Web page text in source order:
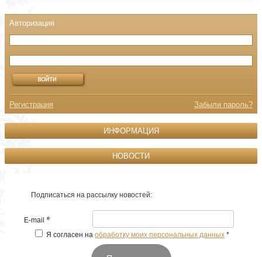
Регистрация Забыли пароль?
ИНФОРМАЦИЯ
НОВОСТИ
Подписаться на рассылку новостей:
E-mail *
Я согласен на обработку моих персональных данных *